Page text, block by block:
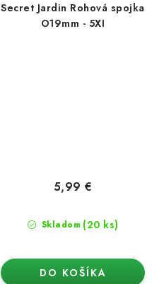
Secret Jardin Rohová spojka
O19mm - 5XI
Skladom (20 ks)
5,99 €
DO KOŠÍKA